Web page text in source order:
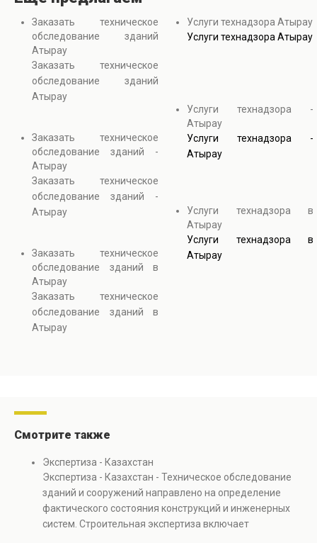
Заказать техническое
обследование зданий
Атырау
Заказать техническое
обследование зданий
Атырау
Заказать техническое
обследование зданий -
Атырау
Заказать техническое
обследование зданий -
Атырау
Заказать техническое
обследование зданий в
Атырау
Заказать техническое
обследование зданий в
Атырау
Услуги технадзора Атырау
Услуги технадзора Атырау
Услуги технадзора -
Атырау
Услуги технадзора -
Атырау
Услуги технадзора в
Атырау
Услуги технадзора в
Атырау
Смотрите также
Экспертиза - Казахстан
Экспертиза - Казахстан - Техническое обследование
зданий и сооружений направлено на определение
фактического состояния конструкций и инженерных
систем. Строительная экспертиза включает